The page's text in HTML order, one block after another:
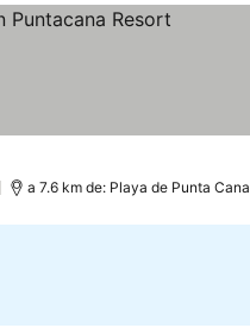
a 7.6 km de: Playa de Punta Cana